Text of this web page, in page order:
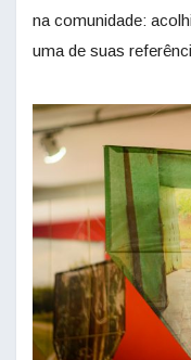
na comunidade:
uma de suas